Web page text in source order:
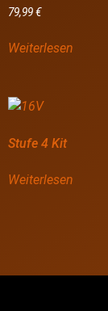
79,99€
Weiterlesen
Stufe 4 Kit
Weiterlesen